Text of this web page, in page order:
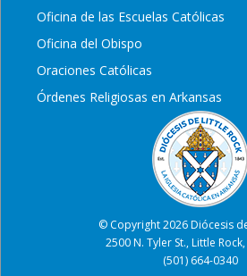
Oficina de las Escuelas Católicas
Oficina del Obispo
Oraciones Católicas
Órdenes Religiosas en Arkansas
© Copyright 2026 Diócesis
2500 N. Tyler St., Little
(501) 664-0340